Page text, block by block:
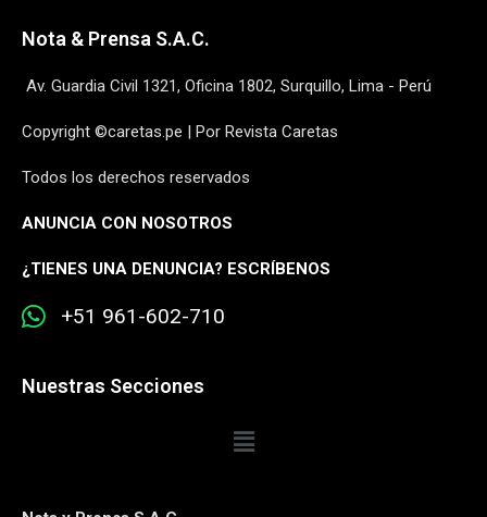
Nota & Prensa S.A.C.
Av. Guardia Civil 1321, Oficina 1802, Surquillo, Lima - Perú
Copyright ©caretas.pe | Por Revista Caretas
Todos los derechos reservados
ANUNCIA CON NOSOTROS
¿TIENES UNA DENUNCIA? ESCRÍBENOS
+51 961-602-710
Nuestras Secciones